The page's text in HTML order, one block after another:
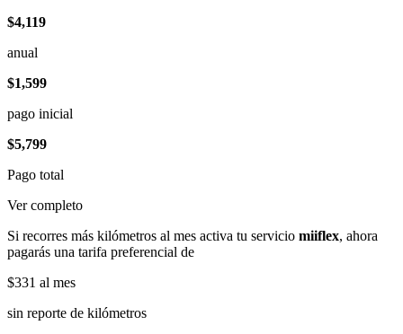
$4,119
anual
$1,599
pago inicial
$5,799
Pago total
Ver completo
Si recorres más kilómetros al mes activa tu servicio miiflex, ahora
pagarás una tarifa preferencial de
$331 al mes
sin reporte de kilómetros